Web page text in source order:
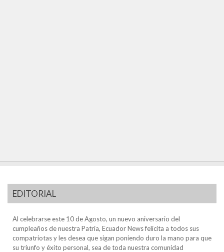
EDITORIAL
Al celebrarse este 10 de Agosto, un nuevo aniversario del
cumpleaños de nuestra Patria, Ecuador News felicita a todos sus
compatriotas y les desea que sigan poniendo duro la mano para que
su triunfo y éxito personal, sea de toda nuestra comunidad